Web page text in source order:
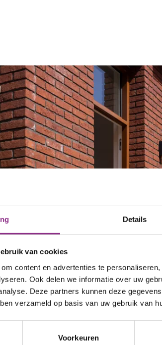
Details
van cookies
content en advertenties te
Ook delen we informatie over uw
Deze partners kunnen deze
verzameld op basis van uw gebruik van
Voorkeuren